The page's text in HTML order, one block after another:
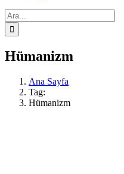
Ara:
Hümanizm
Ana Sayfa
Tag:
Hümanizm